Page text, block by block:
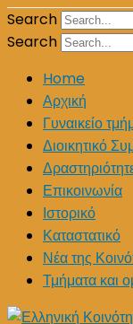
Search
Search
Home
Αρχική
Γυναικείο
Διοικητικό
Επικοινωνία
Ιστορικό
Καταστατικό
Νέα της
Τμήματα και